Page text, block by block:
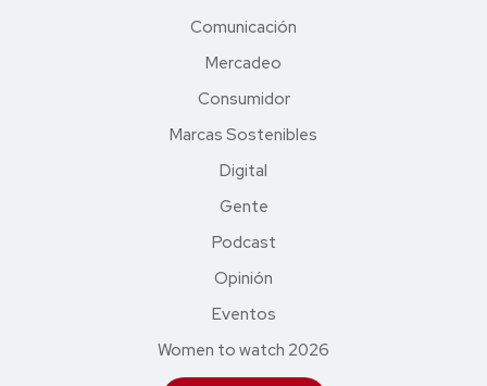
Comunicación
Mercadeo
Consumidor
Marcas Sostenibles
Digital
Gente
Podcast
Opinión
Eventos
Women to watch 2026